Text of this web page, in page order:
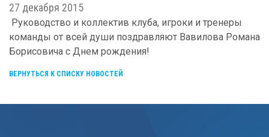
27 декабря 2015
Руководство и коллектив клуба, игроки и тренеры
команды от всей души поздравляют Вавилова Романа
Борисовича с Днем рождения!
ВЕРНУТЬСЯ К СПИСКУ НОВОСТЕЙ